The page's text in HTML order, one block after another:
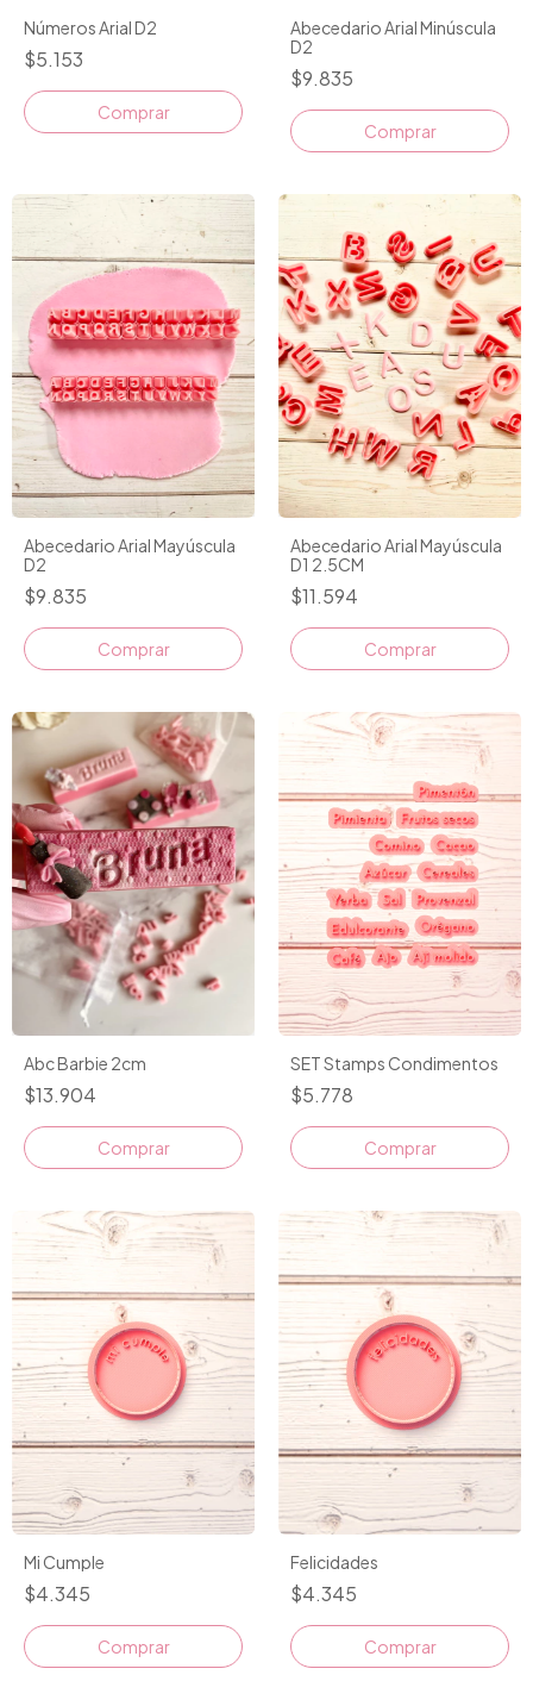
Números Arial D2
$5.153
Comprar
Abecedario Arial Minúscula
D2
$9.835
Comprar
Abecedario Arial Mayúscula
D2
$9.835
Comprar
Abecedario Arial Mayúscula
D1 2.5CM
$11.594
Comprar
Abc Barbie 2cm
$13.904
SET Stamps Condimentos
$5.778
Mi Cumple
$4.345
Comprar
Felicidades
$4.345
Comprar